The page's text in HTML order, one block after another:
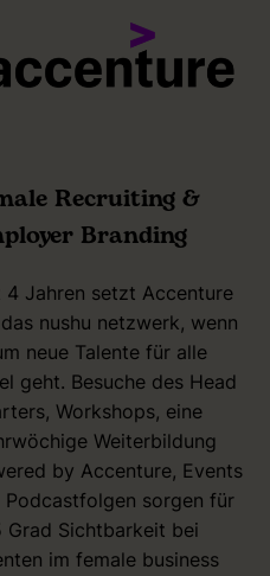
Recruiting &
Branding
4 Jahren setzt Accenture
nushu netzwerk, wenn
neue Talente für alle
geht. Besuche des Head
Workshops, eine
Weiterbildung
by Accenture, Events
Podcastfolgen sorgen für
Grad Sichtbarkeit bei
im female business